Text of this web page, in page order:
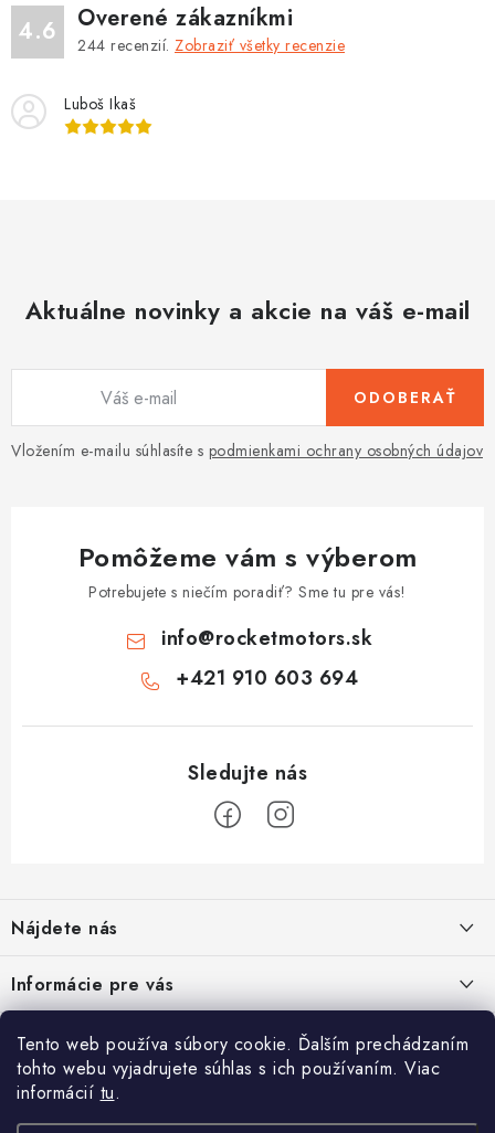
Tento web používa súbory cookie. Ďalším prechádzaním
tohto webu vyjadrujete súhlas s ich používaním. Viac
informácií tu.
4.6 Overené zákazníkmi
244 recenzií. Zobraziť všetky recenzie
Luboš Ikaš
Aktuálne novinky a akcie na váš e-mail
Vložením e-mailu súhlasíte s podmienkami ochrany osobných údajov
ODOBERAŤ
Pomôžeme vám s výberom
Potrebujete s niečím poradiť? Sme tu pre vás!
info@rocketmotors.sk
+421 910 603 694
p
ä
t
i
Nájdete nás
Informácie pre vás
Kontakt
TOP kategórie
Detské štvorkolky
Minicross
Facebook